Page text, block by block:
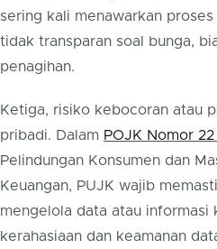
sering kali menawarkan
tidak transparan soal bunga,
penagihan.
Ketiga, risiko kebocoran atau
pribadi. Dalam POJK Nomor
Pelindungan Konsumen dan
Keuangan, PUJK wajib
mengelola data atau informasi
kerahasiaan dan keamanan